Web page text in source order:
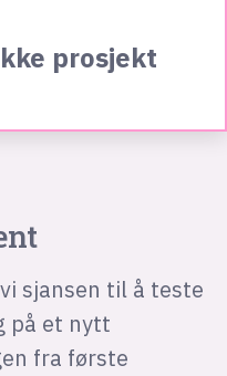
prosjekt
sjansen til å teste
på et nytt
fra første